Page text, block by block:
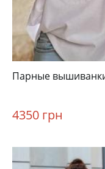
Парные
4350 грн